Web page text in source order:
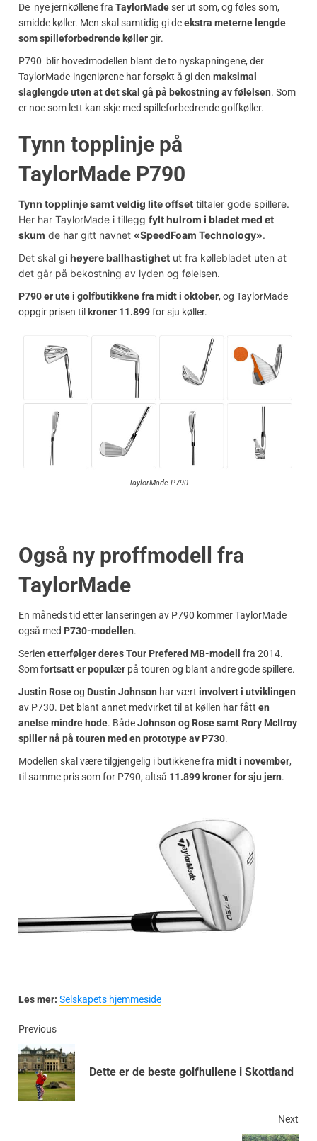
De nye jernkøllene fra TaylorMadeser ut som, og føles som,
smidde køller. Men skal samtidig gi deekstra meterne lengde
som spilleforbedrende køllergir.
P790 blir hovedmodellen blant de to nyskapningene, der
TaylorMade-ingeniørene har forsøkt å gi den maksimal
slaglengde uten at det skal gå på bekostning av følelsen. Som
er noe som lett kan skje med spilleforbedrende golfkøller.
Tynn topplinje på
TaylorMade P790
Tynn topplinje samt veldig lite offset tiltaler gode spillere.
Her har TaylorMade i tillegg fylt hulrom i bladet med et
skum de har gitt navnet «SpeedFoam Technology».
Det skal gi høyere ballhastighet ut fra køllebladet uten at
det går på bekostning av lyden og følelsen.
P790 er ute i golfbutikkene fra midt i oktober, og TaylorMade
oppgir prisen til kroner 11.899for sju køller.
TaylorMade P790
Også ny proffmodell fra
TaylorMade
En måneds tid etter lanseringen av P790 kommer TaylorMade
også med P730-modellen.
Serien etterfølger deres Tour Prefered MB-modell
fra 2014.
Somfortsatt er populær på touren og blant andre gode spillere.
Justin Roseog Dustin Johnson har vært involvert i utviklingen
av P730. Det blant annet medvirket til at køllen har fått en
anelse mindre hode. BådeJohnson og Rose samt Rory McIlroy
spiller nå på touren med en prototype av P730.
Modellen skal være tilgjengelig i butikkene fra midt i november,
til samme pris som for P790, altså 11.899 kroner for sju jern.
Les mer: Selskapets hjemmeside
Previous
Dette er de beste golfhullene i Skottland
Next